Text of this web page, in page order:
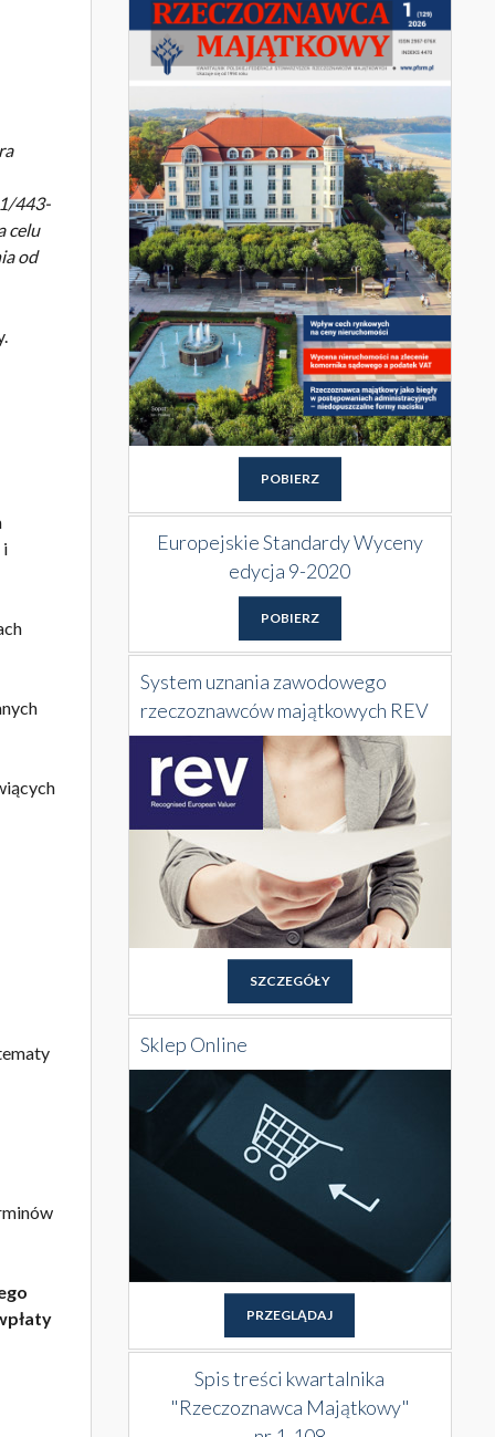
443-
celu
od
i
POBIERZ
Europejskie Standardy Wyceny
edycja 9-2020
POBIERZ
System uznania zawodowego
rzeczoznawców majątkowych REV
SZCZEGÓŁY
Sklep Online
PRZEGLĄDAJ
Spis treści kwartalnika
"Rzeczoznawca Majątkowy"